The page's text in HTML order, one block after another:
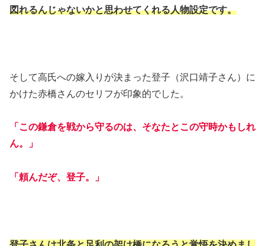
図れるんじゃないかと思わせてくれる人物設定です。
そして高氏への嫁入りが決まった登子（沢口靖子さん）に
かけた赤橋さんのセリフが印象的でした。
「この鎌倉を戦から守るのは、そなたとこの守時かもしれ
ん。」
「頼んだぞ、登子。」